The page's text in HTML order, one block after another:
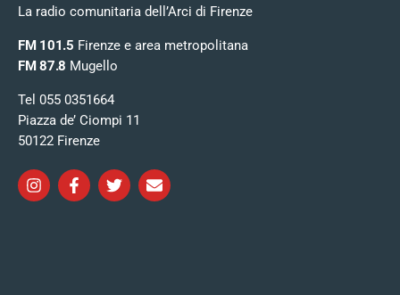
La radio comunitaria dell’Arci di Firenze
FM 101.5 Firenze e area metropolitana
FM 87.8 Mugello
Tel 055 0351664
Piazza de’ Ciompi 11
50122 Firenze